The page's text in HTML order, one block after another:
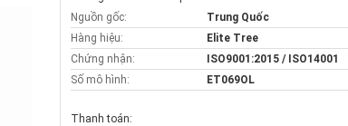
Nguồn gốc:
Trung Quốc
Hàng hiệu:
Elite Tree
Chứng nhận:
ISO9001:2015 / ISO14001
Số mô hình:
ET069OL
Thanh toán: